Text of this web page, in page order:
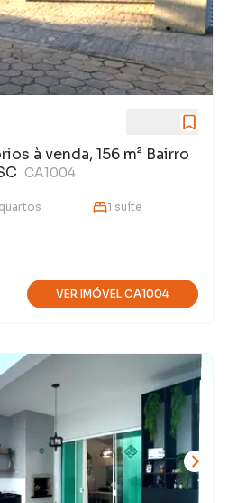
à venda, 156 m² Bairro
CA1004
quartos 1 suíte
VER IMÓVEL CA1004